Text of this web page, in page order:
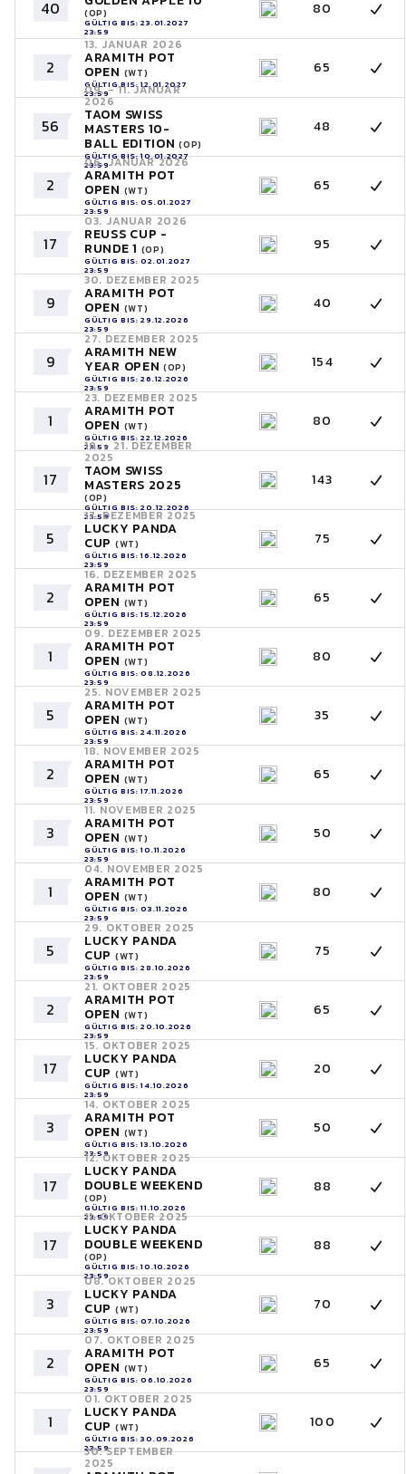
40 (OP)
GÜLTIG BIS: 23.01.2027
23:59
80
2
13. JANUAR 2026
ARAMITH POT
OPEN (WT)
GÜLTIG BIS: 12.01.2027
23:59
65
56
09. - 11. JANUAR
2026
TAOM SWISS
MASTERS 10-
BALL EDITION(OP)
GÜLTIG BIS: 10.01.2027
23:59
48
2
06. JANUAR 2026
ARAMITH POT
OPEN (WT)
GÜLTIG BIS: 05.01.2027
23:59
65
17
03. JANUAR 2026
REUSS CUP -
RUNDE 1 (OP)
GÜLTIG BIS: 02.01.2027
23:59
95
9
30. DEZEMBER 2025
ARAMITH POT
OPEN (WT)
GÜLTIG BIS: 29.12.2026
23:59
40
9
27. DEZEMBER 2025
ARAMITH NEW
YEAR OPEN (OP)
GÜLTIG BIS: 26.12.2026
23:59
154
1
23. DEZEMBER 2025
ARAMITH POT
OPEN (WT)
GÜLTIG BIS: 22.12.2026
23:59
80
17
19. - 21. DEZEMBER
2025
TAOM SWISS
MASTERS 2025
(OP)
GÜLTIG BIS: 20.12.2026
23:59
143
5
17. DEZEMBER 2025
LUCKY PANDA
CUP (WT)
GÜLTIG BIS: 16.12.2026
23:59
75
2
16. DEZEMBER 2025
ARAMITH POT
OPEN (WT)
GÜLTIG BIS: 15.12.2026
23:59
65
1
09. DEZEMBER 2025
ARAMITH POT
OPEN (WT)
GÜLTIG BIS: 08.12.2026
23:59
80
5
25. NOVEMBER 2025
ARAMITH POT
OPEN (WT)
GÜLTIG BIS: 24.11.2026
23:59
35
2
18. NOVEMBER 2025
ARAMITH POT
OPEN (WT)
GÜLTIG BIS: 17.11.2026
23:59
65
3
11. NOVEMBER 2025
ARAMITH POT
OPEN (WT)
GÜLTIG BIS: 10.11.2026
23:59
50
1
04. NOVEMBER 2025
ARAMITH POT
OPEN (WT)
GÜLTIG BIS: 03.11.2026
23:59
80
5
29. OKTOBER 2025
LUCKY PANDA
CUP (WT)
GÜLTIG BIS: 28.10.2026
23:59
75
2
21. OKTOBER 2025
ARAMITH POT
OPEN (WT)
GÜLTIG BIS: 20.10.2026
23:59
65
17
15. OKTOBER 2025
LUCKY PANDA
CUP (WT)
GÜLTIG BIS: 14.10.2026
23:59
20
3
14. OKTOBER 2025
ARAMITH POT
OPEN (WT)
GÜLTIG BIS: 13.10.2026
23:59
50
17
12. OKTOBER 2025
LUCKY PANDA
DOUBLE WEEKEND
(OP)
GÜLTIG BIS: 11.10.2026
23:59
88
17
11. OKTOBER 2025
LUCKY PANDA
DOUBLE WEEKEND
(OP)
GÜLTIG BIS: 10.10.2026
23:59
88
3
08. OKTOBER 2025
LUCKY PANDA
CUP (WT)
GÜLTIG BIS: 07.10.2026
23:59
70
2
07. OKTOBER 2025
ARAMITH POT
OPEN (WT)
GÜLTIG BIS: 06.10.2026
23:59
65
1
01. OKTOBER 2025
LUCKY PANDA
CUP (WT)
GÜLTIG BIS: 30.09.2026
23:59
100
30. SEPTEMBER
2025